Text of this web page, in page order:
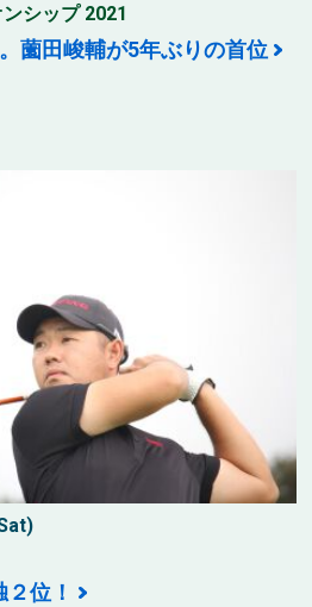
シップ 2021
薗田峻輔が5年ぶりの首位
位！